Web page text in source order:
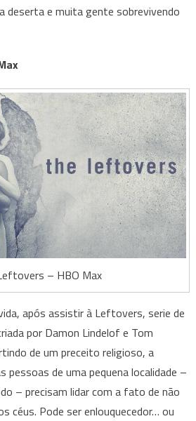
deserta e muita gente sobrevivendo
– HBO Max
após assistir à Leftovers, serie de
por Damon Lindelof e Tom
de um preceito religioso, a
pessoas de uma pequena localidade –
– precisam lidar com a fato de não
céus. Pode ser enlouquecedor… ou